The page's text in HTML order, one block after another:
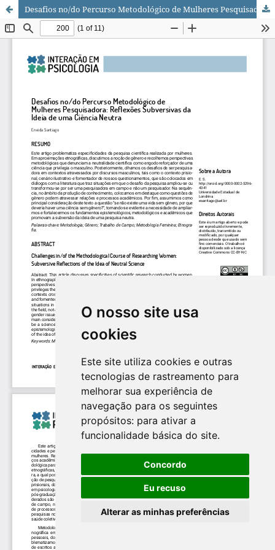
O nosso site usa
cookies
Este site utiliza cookies e outras
tecnologias de rastreamento para
melhorar sua experiência de
navegação para os seguintes
propósitos: para ativar a
funcionalidade básica do site.
Concordo
Eu recuso
Alterar as minhas preferências
Desafios no/do Percurso Metodológico de Mulheres Pesquisadoras: Reflexões Subversivas da Ideia de uma Ciência Neutra